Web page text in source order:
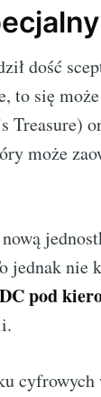
dość
to się
Treasure)
może
jednak nie
pod